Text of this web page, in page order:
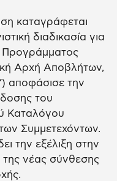
καταγράφεται
διαδικασία για
Προγράμματος
Αρχή Αποβλήτων,
αποφάσισε την
του
Καταλόγου
Συμμετεχόντων.
την εξέλιξη στην
της νέας σύνθεσης